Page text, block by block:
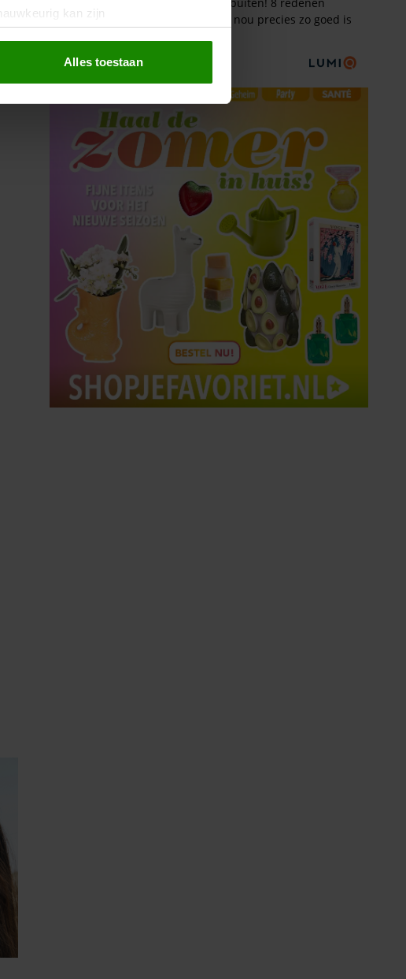
kan zijn
(fingerprinting)
social media te bieden en om ons
met onze partners voor social
andere informatie die u aan ze heeft
akkoord met onze cookies als u
Alles toestaan